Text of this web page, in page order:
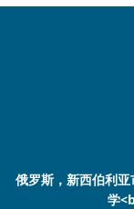
俄罗斯，新西伯利
学